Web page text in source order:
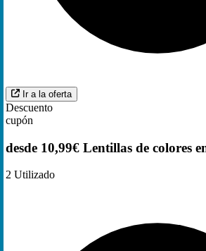
Ir a la oferta
Descuento
cupón
desde 10,99€ Lentillas de colores
2 Utilizado